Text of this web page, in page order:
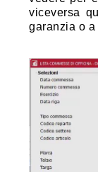
viceversa
garanzia o